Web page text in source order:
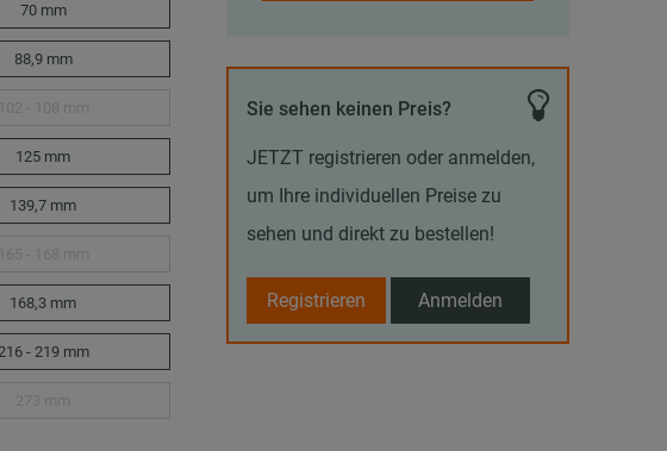
70 mm
88,9 mm
125 mm
139,7 mm
168,3 mm
- 219 mm
Sie sehen keinen Preis?
JETZT registrieren oder anmelden,
um Ihre individuellen Preise zu
sehen und direkt zu bestellen!
Registrieren Anmelden